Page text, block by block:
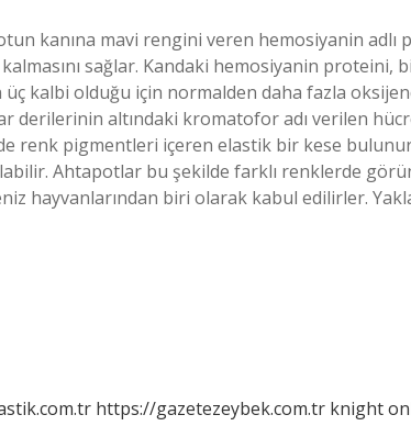
kanına mavi rengini veren hemosiyanin adlı
sağlar. Kandaki hemosiyanin proteini,
üç kalbi olduğu için normalden daha fazla
derilerinin altındaki kromatofor adı verilen
renk pigmentleri içeren elastik bir kese
Ahtapotlar bu şekilde farklı renklerde
hayvanlarından biri olarak kabul edilirler.
https://gazetezeybek.com.tr knight